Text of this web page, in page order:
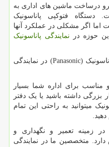
درساخت ماشین های اداری به
دستگاه فتوکپی پاناسونیک
اما اگر مشکلی در عملکرد آنها
حوزه در نمایندگی پاناسونیک
Panasonic)) در نمایندگی
مناسب برای اداره شما بسیار
داشته باشید یا یک دفتر
میتوانید به راحتی این تمام
زمینه تعمیر و نگهداری و
متخصصین ما در نمایندگی